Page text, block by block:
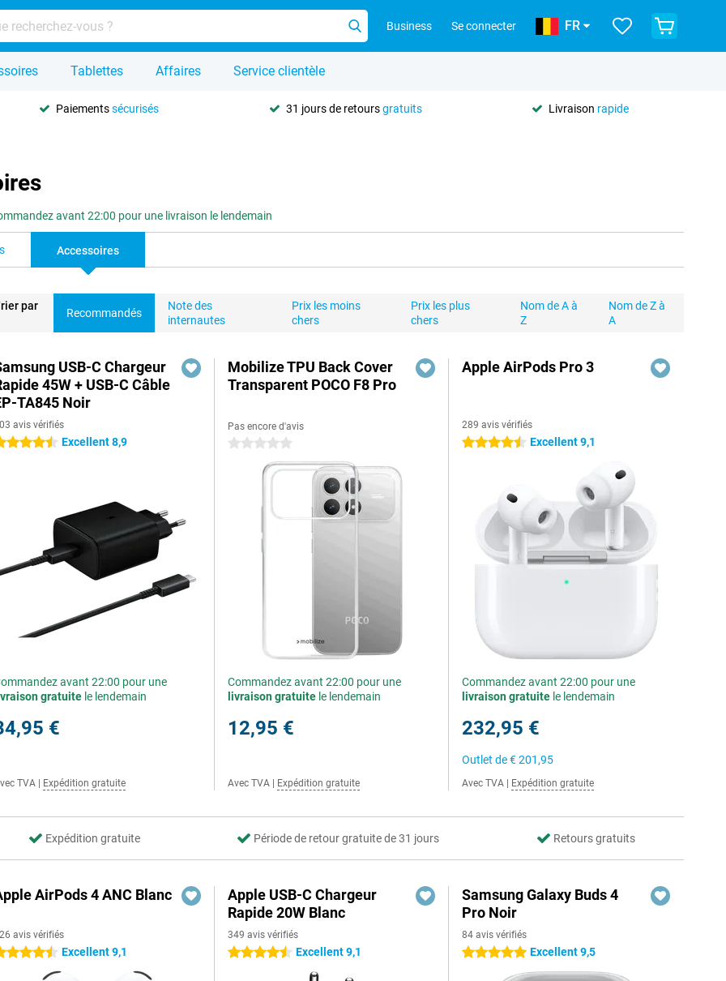
Business Se connecter FR
Tablettes Affaires Service clientèle
Paiementssécurisés 31 jours de retoursgratuits Livraison rapide
avant 22:00 pour une livraison le lendemain
Accessoires
par
Recommandés
Note des
internautes
Prix les moins
chers
Prix les plus
chers
Nom de A à
Z
Nom de Z à
A
USB-C Chargeur
45W + USB-C Câble
TA845 Noir
avis vérifiés
étoiles Excellent 8,9
avant 22:00 pour une
gratuite le lendemain
€
TVA Expédition gratuite
Mobilize TPU Back Cover
Transparent POCO F8 Pro
Pas encore d'avis
0 étoiles
Commandez avant 22:00 pour une
livraison gratuite le lendemain
12,95 €
Avec TVA Expédition gratuite
Apple AirPods Pro 3
289 avis vérifiés
4.5 étoiles Excellent 9,1
Commandez avant 22:00 pour une
livraison gratuite le lendemain
232,95 €
Outlet de€ 201,95
Avec TVA Expédition gratuite
Expédition gratuite Période de retour gratuite de 31 jours Retours gratuits
AirPods 4 ANC Blanc
avis vérifiés
étoiles Excellent 9,1
Apple USB-C Chargeur
Rapide 20W Blanc
349 avis vérifiés
4.5 étoiles Excellent 9,1
Samsung Galaxy Buds 4
Pro Noir
84 avis vérifiés
5 étoiles Excellent 9,5